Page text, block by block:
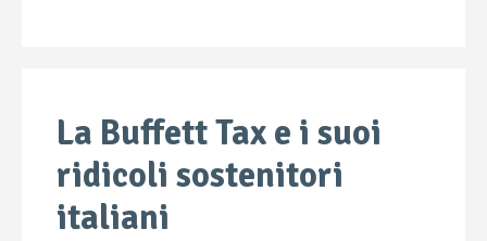
La Buffett Tax e i suoi
ridicoli sostenitori
italiani